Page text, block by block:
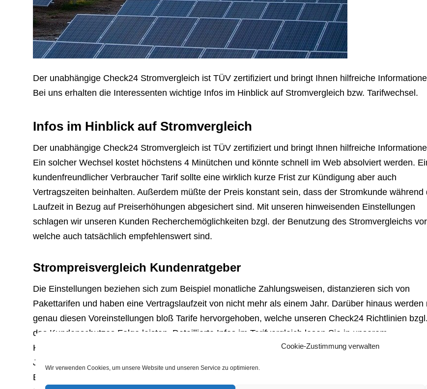
Cookie-Zustimmung verwalten
Wir verwenden Cookies, um unsere Website und unseren Service zu optimieren.
Der unabhängige Check24 Stromvergleich ist TÜV zertifiziert und bringt Ihnen hilfreiche
Bei uns erhalten die Interessenten wichtige Infos im Hinblick auf Stromvergleich bzw. Tarifwechsel.
Infos im Hinblick auf Stromvergleich
Der unabhängige Check24 Stromvergleich ist TÜV zertifiziert und bringt Ihnen hilfreiche
Ein solcher Wechsel kostet höchstens 4 Minütchen und könnte schnell im Web absolviert werden.
kundenfreundlicher Verbraucher Tarif sollte eine wirklich kurze Frist zur Kündigung aber auch
Vertragszeiten beinhalten. Außerdem müßte der Preis konstant sein, dass der Stromkunde während
Laufzeit in Bezug auf Preiserhöhungen abgesichert sind. Mit unseren hinweisenden Einstellungen
schlagen wir unseren Kunden Recherchemöglichkeiten bzgl. der Benutzung des Stromvergleichs
welche auch tatsächlich empfehlenswert sind.
Strompreisvergleich Kundenratgeber
Die Einstellungen beziehen sich zum Beispiel monatliche Zahlungsweisen, distanzieren sich von
Pakettarifen und haben eine Vertragslaufzeit von nicht mehr als einem Jahr. Darüber hinaus werden
genau diesen Voreinstellungen bloß Tarife hervorgehoben, welche unseren Check24 Richtlinien bzgl.
des Kundenschutzes Folge leisten. Detaillierte Infos im Tarifvergleich lesen Sie in unserem
Kundenratgeber: Stromvergleich – was beachten! Sehr viele Strompartner geben dem Kunden im
Jahr einmalige Bonuszahlungen. Wer seinen Stromanbieter substituieren mag, entscheidet bei der
Entscheidung für einen bestimmt Anbieter nicht gerade selten nach dem jeweils günstigsten Angebot.